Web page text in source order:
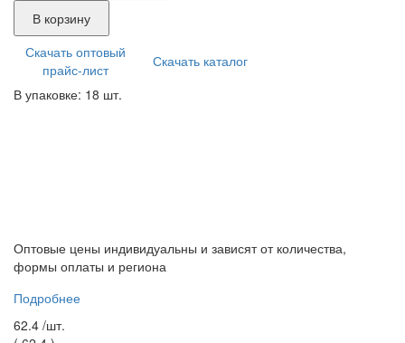
В корзину
Скачать оптовый
прайс-лист
Скачать каталог
В упаковке: 18 шт.
Оптовые цены индивидуальны и зависят от количества,
формы оплаты и региона
Подробнее
62.4 /шт.